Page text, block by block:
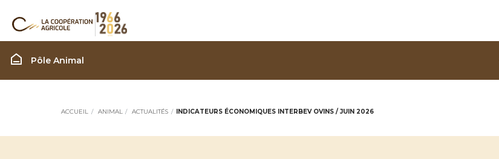
Filière Animal
Pôle Animal
ACCUEIL ANIMAL ACTUALITÉS INDICATEURS ÉCONOMIQUES INTERBEV OVINS / JUIN 2026